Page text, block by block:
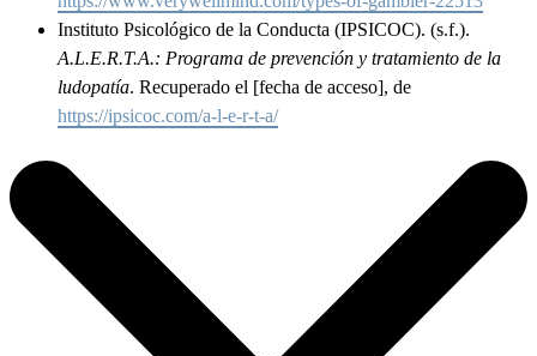
Instituto Psicológico de la Conducta (IPSICOC). (s.f.).
A.L.E.R.T.A.: Programa de prevención y tratamiento de la
ludopatía. Recuperado el [fecha de acceso], de
https://ipsicoc.com/a-l-e-r-t-a/